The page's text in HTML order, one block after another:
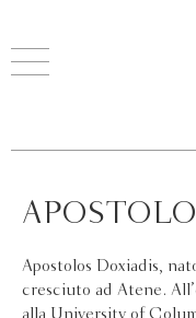
Apostolos Doxiadis,
cresciuto ad Atene.
alla University of